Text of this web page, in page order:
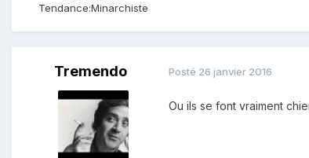
Tendance:Minarchiste
Tremendo Posté 26 janvier 2016
Ou ils se font vraiment